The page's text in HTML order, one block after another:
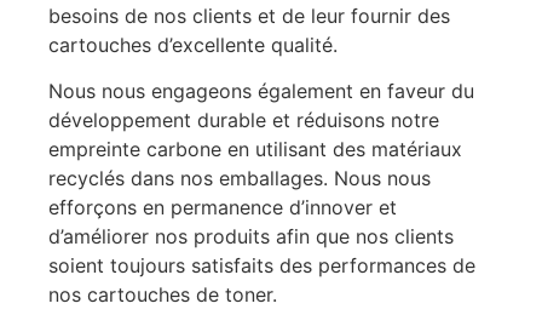
besoins de nos clients et de leur fournir des
cartouches d’excellente qualité.
Nous nous engageons également en faveur du
développement durable et réduisons notre
empreinte carbone en utilisant des matériaux
recyclés dans nos emballages. Nous nous
efforçons en permanence d’innover et
d’améliorer nos produits afin que nos clients
soient toujours satisfaits des performances de
nos cartouches de toner.